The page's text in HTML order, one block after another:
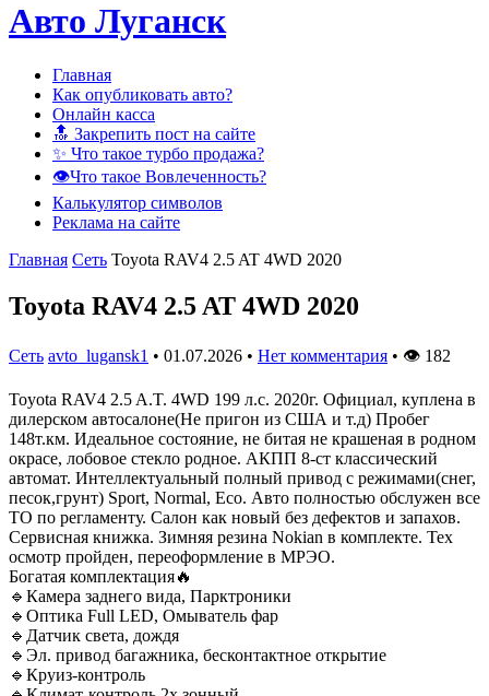
Авто Луганск
Главная
Как опубликовать авто?
Онлайн касса
🔝 Закрепить пост на сайте
✨ Что такое турбо продажа?
👁️Что такое Вовлеченность?
Калькулятор символов
Реклама на сайте
Главная Сеть Toyota RAV4 2.5 AT 4WD 2020
Toyota RAV4 2.5 AT 4WD 2020
Сеть avto_lugansk1 • 01.07.2026 • Нет комментария • 👁 182
Toyota RAV4 2.5 A.T. 4WD 199 л.с. 2020г. Официал, куплена в
дилерском автосалоне(Не пригон из США и т.д) Пробег
148т.км. Идеальное состояние, не битая не крашеная в родном
окрасе, лобовое стекло родное. АКПП 8-ст классический
автомат. Интеллектуальный полный привод с режимами(снег,
песок,грунт) Sport, Normal, Eco. Авто полностью обслужен все
ТО по регламенту. Салон как новый без дефектов и запахов.
Сервисная книжка. Зимняя резина Nokian в комплекте. Тех
осмотр пройден, переоформление в МРЭО.
Богатая комплектация🔥
🔹Камера заднего вида, Парктроники
🔹Оптика Full LED, Омыватель фар
🔹Датчик света, дождя
🔹Эл. привод багажника, бесконтактное открытие
🔹Круиз-контроль